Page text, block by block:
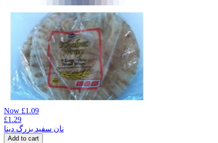
Now £1.09
£1.29
نان سفید بزرگ دینا
Add to cart